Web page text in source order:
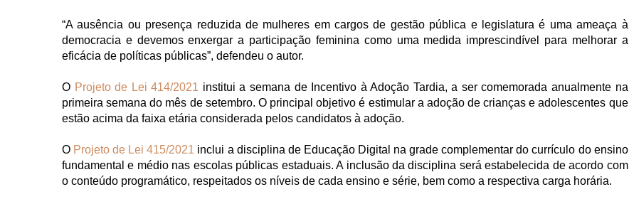
“A ausência ou presença reduzida de mulheres em cargos de gestão pública e legislatura é uma ameaça à
democracia e devemos enxergar a participação feminina como uma medida imprescindível para melhorar a
eficácia de políticas públicas”, defendeu o autor.
O Projeto de Lei 414/2021 institui a semana de Incentivo à Adoção Tardia, a ser comemorada anualmente na
primeira semana do mês de setembro. O principal objetivo é estimular a adoção de crianças e adolescentes que
estão acima da faixa etária considerada pelos candidatos à adoção.
O Projeto de Lei 415/2021 inclui a disciplina de Educação Digital na grade complementar do currículo do ensino
fundamental e médio nas escolas públicas estaduais. A inclusão da disciplina será estabelecida de acordo com
o conteúdo programático, respeitados os níveis de cada ensino e série, bem como a respectiva carga horária.